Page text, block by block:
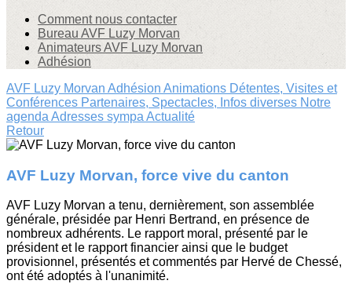
Comment nous contacter
Bureau AVF Luzy Morvan
Animateurs AVF Luzy Morvan
Adhésion
AVF Luzy Morvan Adhésion Animations Détentes, Visites et
Conférences Partenaires, Spectacles, Infos diverses Notre
agenda Adresses sympa Actualité
Retour
AVF Luzy Morvan, force vive du canton
AVF Luzy Morvan a tenu, dernièrement, son assemblée
générale, présidée par Henri Bertrand, en présence de
nombreux adhérents. Le rapport moral, présenté par le
président et le rapport financier ainsi que le budget
provisionnel, présentés et commentés par Hervé de Chessé,
ont été adoptés à l'unanimité.